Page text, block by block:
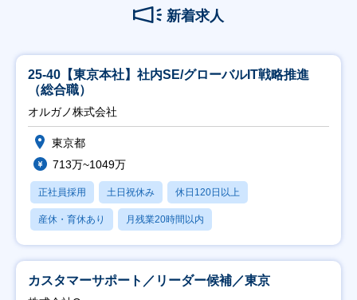
新着求人
25-40【東京本社】社内SE/グローバルIT戦略推進
（総合職）
オルガノ株式会社
東京都
713万~1049万
正社員採用 土日祝休み 休日120日以上
産休・育休あり 月残業20時間以内
カスタマーサポート／リーダー候補／東京